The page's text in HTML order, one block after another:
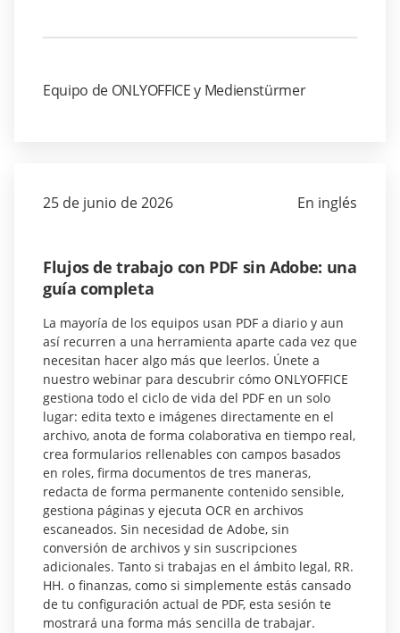
Equipo de ONLYOFFICE y Medienstürmer
25 de junio de 2026 En inglés
Flujos de trabajo con PDF sin Adobe: una
guía completa
La mayoría de los equipos usan PDF a diario y aun
así recurren a una herramienta aparte cada vez que
necesitan hacer algo más que leerlos. Únete a
nuestro webinar para descubrir cómo ONLYOFFICE
gestiona todo el ciclo de vida del PDF en un solo
lugar: edita texto e imágenes directamente en el
archivo, anota de forma colaborativa en tiempo real,
crea formularios rellenables con campos basados
en roles, firma documentos de tres maneras,
redacta de forma permanente contenido sensible,
gestiona páginas y ejecuta OCR en archivos
escaneados. Sin necesidad de Adobe, sin
conversión de archivos y sin suscripciones
adicionales. Tanto si trabajas en el ámbito legal, RR.
HH. o finanzas, como si simplemente estás cansado
de tu configuración actual de PDF, esta sesión te
mostrará una forma más sencilla de trabajar.